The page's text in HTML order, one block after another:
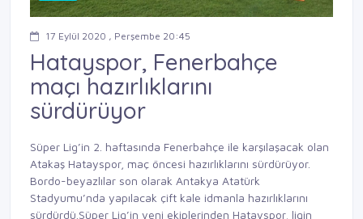
17 Eylül 2020 , Perşembe 20:45
Hatayspor, Fenerbahçe
maçı hazırlıklarını
sürdürüyor
Süper Lig’in 2. haftasında Fenerbahçe ile karşılaşacak olan
Atakaş Hatayspor, maç öncesi hazırlıklarını sürdürüyor.
Bordo-beyazlılar son olarak Antakya Atatürk
Stadyumu’nda yapılacak çift kale idmanla hazırlıklarını
sürdürdü.Süper Lig’in yeni ekiplerinden Hatayspor, ligin